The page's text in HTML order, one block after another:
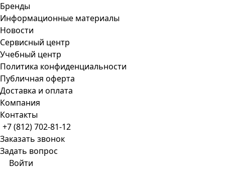
Бренды
Информационные материалы
Новости
Сервисный центр
Учебный центр
Политика конфиденциальности
Публичная оферта
Доставка и оплата
Компания
Контакты
+7 (812) 702-81-12
Заказать звонок
Задать вопрос
Войти